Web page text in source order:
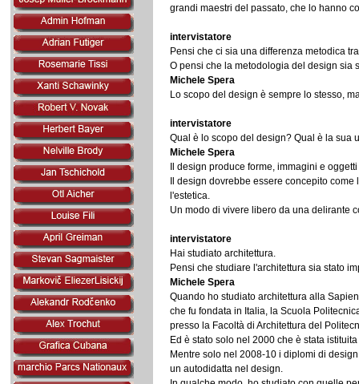
grandi maestri del passato, che lo hanno
intervistatore
Pensi che ci sia una differenza metodica
O pensi che la metodologia del design sia
Michele Spera
Lo scopo del design è sempre lo stesso,
intervistatore
Qual è lo scopo del design? Qual è la sua
Michele Spera
Il design produce forme, immagini e
Il design dovrebbe essere concepito
l'estetica.
Un modo di vivere libero da una delirante
intervistatore
Hai studiato architettura.
Pensi che studiare l'architettura sia stato
Michele Spera
Quando ho studiato architettura alla
che fu fondata in Italia, la Scuola
presso la Facoltà di Architettura del
Ed è stato solo nel 2000 che è stata
Mentre solo nel 2008-10 i diplomi di
un autodidatta nel design.